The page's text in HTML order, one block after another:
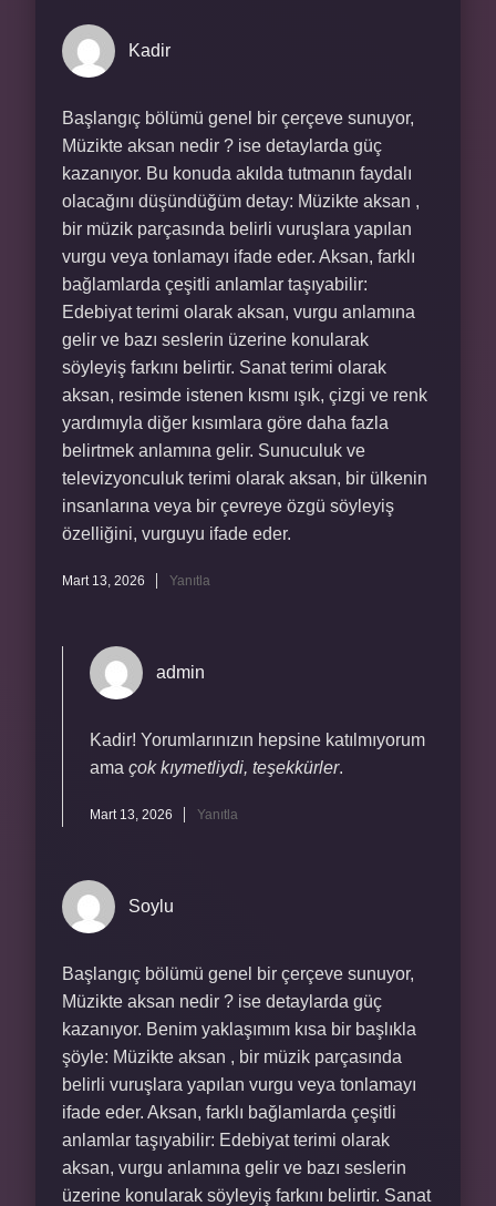
Kadir
Başlangıç bölümü genel bir çerçeve sunuyor,
Müzikte aksan nedir ? ise detaylarda güç
kazanıyor. Bu konuda akılda tutmanın faydalı
olacağını düşündüğüm detay: Müzikte aksan ,
bir müzik parçasında belirli vuruşlara yapılan
vurgu veya tonlamayı ifade eder. Aksan, farklı
bağlamlarda çeşitli anlamlar taşıyabilir:
Edebiyat terimi olarak aksan, vurgu anlamına
gelir ve bazı seslerin üzerine konularak
söyleyiş farkını belirtir. Sanat terimi olarak
aksan, resimde istenen kısmı ışık, çizgi ve renk
yardımıyla diğer kısımlara göre daha fazla
belirtmek anlamına gelir. Sunuculuk ve
televizyonculuk terimi olarak aksan, bir ülkenin
insanlarına veya bir çevreye özgü söyleyiş
özelliğini, vurguyu ifade eder.
Mart 13, 2026 Yanıtla
admin
Kadir! Yorumlarınızın hepsine katılmıyorum
ama çok kıymetliydi, teşekkürler.
Mart 13, 2026 Yanıtla
Soylu
Başlangıç bölümü genel bir çerçeve sunuyor,
Müzikte aksan nedir ? ise detaylarda güç
kazanıyor. Benim yaklaşımım kısa bir başlıkla
şöyle: Müzikte aksan , bir müzik parçasında
belirli vuruşlara yapılan vurgu veya tonlamayı
ifade eder. Aksan, farklı bağlamlarda çeşitli
anlamlar taşıyabilir: Edebiyat terimi olarak
aksan, vurgu anlamına gelir ve bazı seslerin
üzerine konularak söyleyiş farkını belirtir. Sanat